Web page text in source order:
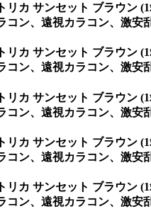
リカ サンセット ブラウン
コン、遠視カラコン、激
リカ サンセット ブラウン
コン、遠視カラコン、激
リカ サンセット ブラウン
コン、遠視カラコン、激
リカ サンセット ブラウン
コン、遠視カラコン、激
リカ サンセット ブラウン
コン、遠視カラコン、激